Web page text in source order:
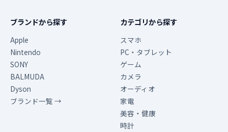
ブランドから探す
Apple
Nintendo
SONY
BALMUDA
Dyson
ブランド一覧 →
カテゴリから探す
スマホ
PC・タブレット
ゲーム
カメラ
オーディオ
家電
美容・健康
時計